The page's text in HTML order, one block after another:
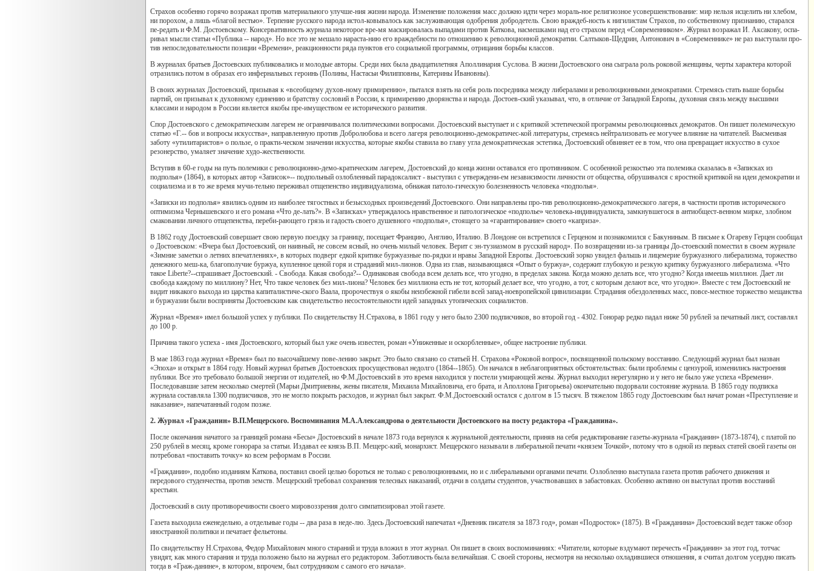
Страхов особенно горячо возражал против материального улучше-ния жизни народа. Изменение положения масс должно идти через мораль-ное религиозное усовершенствование: мир нельзя исцелить ни хлебом,
ни порохом, а лишь «благой вестью». Терпение русского народа истол-ковывалось как заслуживающая одобрения добродетель. Свою враждеб-ность к нигилистам Страхов, по собственному признанию, старался
пе-редать и Ф.М. Достоевскому. Консервативность журнала некоторое вре-мя маскировалась выпадами против Каткова, насмешками над его страхом перед «Современником». Журнал возражал И. Аксакову, оспа-
ривал мысли статьи «Публика -- народ». Но все это не мешало нараста-нию его враждебности по отношению к революционной демократии. Салтыков-Щедрин, Антонович в «Современнике» не раз выступали про-
тив непоследовательности позиции «Времени», реакционности ряда пунктов его социальной программы, отрицания борьбы классов.
В журналах братьев Достоевских публиковались и молодые авторы. Среди них была двадцатилетняя Аполлинария Суслова. В жизни Достоевского она сыграла роль роковой женщины, черты характера которой
отразились потом в образах его инфернальных героинь (Полины, Настасьи Филипповны, Катерины Ивановны).
В своих журналах Достоевский, призывая к «всеобщему духов-ному примирению», пытался взять на себя роль посредника между либералами и революционными демократами. Стремясь стать выше борьбы
партий, он призывал к духовному единению и братству сословий в России, к примирению дворянства и народа. Достоев-ский указывал, что, в отличие от Западной Европы, духовная связь между высшими
классами и народом в России является якобы пре-имуществом ее исторического развития.
Спор Достоевского с демократическим лагерем не ограничивался политическими вопросами. Достоевский выступает и с критикой эстетической программы революционных демократов. Он пишет полемическую
статью «Г.-- бов и вопросы искусства», направленную против Добролюбова и всего лагеря революционно-демократичес-кой литературы, стремясь нейтрализовать ее могучее влияние на читателей. Высмеивая
заботу «утилитаристов» о пользе, о практи-ческом значении искусства, которые якобы ставила во главу угла демократическая эстетика, Достоевский обвиняет ее в том, что она превращает искусство в сухое
резонерство, умаляет значение худо-жественности.
Вступив в 60-е годы на путь полемики с революционно-демо-кратическим лагерем, Достоевский до конца жизни оставался его противником. С особенной резкостью эта полемика сказалась в «Записках из
подполья» (1864), в которых автор «Записок»-- подпольный озлобленный парадоксалист - выступил с утверждени-ем независимости личности от общества, обрушивался с яростной критикой на идеи демократии и
социализма и в то же время мучи-тельно переживал отщепенство индивидуализма, обнажая патоло-гическую болезненность человека «подполья».
«Записки из подполья» явились одним из наиболее тягостных и безысходных произведений Достоевского. Они направлены про-тив революционно-демократического лагеря, в частности против исторического
оптимизма Чернышевского и его романа «Что де-лать?». В «Записках» утверждалось нравственное и патологическое «подполье» человека-индивидуалиста, замкнувшегося в антиобщест-венном мирке, злобном
смаковании личного отщепенства, переби-рающего грязь и гадость своего душевного «подполья», стоящего за «гарантирование» своего «каприза».
В 1862 году Достоевский совершает свою первую поездку за границу, посещает Францию, Англию, Италию. В Лондоне он встретился с Герценом и познакомился с Бакуниным. В письме к Огареву Герцен сообщал
о Достоевском: «Вчера был Достоевский, он наивный, не совсем ясный, но очень милый человек. Верит с эн-тузиазмом в русский народ». По возвращении из-за границы До-стоевский поместил в своем журнале
«Зимние заметки о летних впечатлениях», в которых подверг едкой критике буржуазные по-рядки и нравы Западной Европы. Достоевский зорко увидел фальшь и лицемерие буржуазного либерализма, торжество
денежного меш-ка, благополучие буржуа, купленное ценой горя и страданий мил-лионов. Одна из глав, называющаяся «Опыт о буржуа», содержит глубокую и резкую критику буржуазного либерализма. «Что
такое Liberte?--спрашивает Достоевский. - Свобода. Какая свобода?-- Одинаковая свобода всем делать все, что угодно, в пределах закона. Когда можно делать все, что угодно? Когда имеешь миллион. Дает ли
свобода каждому по миллиону? Нет, Что такое человек без мил-лиона? Человек без миллиона есть не тот, который делает все, что угодно, а тот, с которым делают все, что угодно». Вместе с тем Достоевский не
видит никакого выхода из царства капиталистиче-ского Ваала, пророчествуя о якобы неизбежной гибели всей запад-ноевропейской цивилизации. Страдания обездоленных масс, повсе-местное торжество мещанства
и буржуазии были восприняты Достоевским как свидетельство несостоятельности идей западных утопических социалистов.
Журнал «Время» имел большой успех у публики. По свидетельству Н.Страхова, в 1861 году у него было 2300 подписчиков, во второй год - 4302. Гонорар редко падал ниже 50 рублей за печатный лист, составлял
до 100 р.
Причина такого успеха - имя Достоевского, который был уже очень известен, роман «Униженные и оскорбленные», общее настроение публики.
В мае 1863 года журнал «Время» был по высочайшему пове-лению закрыт. Это было связано со статьей Н. Страхова «Роковой вопрос», посвященной польскому восстанию. Следующий журнал был назван
«Эпоха» и открыт в 1864 году. Новый журнал братьев Достоевских просуществовал недолго (1864--1865). Он начался в неблагоприятных обстоятельствах: были проблемы с цензурой, изменились настроения
публики. Все это требовало большой энергии от издателей, но Ф.М.Достоевский в это время находился у постели умирающей жены. Журнал выходил нерегулярно и у него не было уже успеха «Времени».
Последовавшие затем несколько смертей (Марьи Дмитриевны, жены писателя, Михаила Михайловича, его брата, и Аполлона Григорьева) окончательно подорвали состояние журнала. В 1865 году подписка
журнала составляла 1300 подписчиков, это не могло покрыть расходов, и журнал был закрыт. Ф.М.Достоевский остался с долгом в 15 тысяч. В тяжелом 1865 году Достоевским был начат роман «Преступление и
наказание», напечатанный годом позже.
2. Журнал «Гражданин» В.П.Мещерского. Воспоминания М.А.Александрова о деятельности Достоевского на посту редактора «Гражданина».
После окончания начатого за границей романа «Бесы» Достоевский в начале 1873 года вернулся к журнальной деятельности, приняв на себя редактирование газеты-журнала «Гражданин» (1873-1874), с платой по
250 рублей в месяц, кроме гонорара за статьи. Издавал ее князь В.П. Мещерс-кий, монархист. Мещерского называли в либеральной печати «князем Точкой», потому что в одной из первых статей своей газеты он
потребовал «поставить точку» ко всем реформам в России.
«Гражданин», подобно изданиям Каткова, поставил своей целью бороться не только с революционными, но и с либеральными органами печати. Озлобленно выступала газета против рабочего движения и
передового студенчества, против земств. Мещерский требовал сохранения телесных наказаний, отдачи в солдаты студентов, участвовавших в забастовках. Особенно активно он выступал против восстаний
крестьян.
Достоевский в силу противоречивости своего мировоззрения долго симпатизировал этой газете.
Газета выходила еженедельно, а отдельные годы -- два раза в неде-лю. Здесь Достоевский напечатал «Дневник писателя за 1873 год», роман «Подросток» (1875). В «Гражданина» Достоевский ведет также обзор
иностранной политики и печатает фельетоны.
По свидетельству Н.Страхова, Федор Михайлович много стараний и труда вложил в этот журнал. Он пишет в своих воспоминаниях: «Читатели, которые вздумают перечесть «Гражданин» за этот год, тотчас
увидят, как много старания и труда положено было на журнал его редактором. Заботливость была величайшая. С своей стороны, несмотря на несколько охладившиеся отношения, я считал долгом усердно писать
тогда в «Граж-данине», в котором, впрочем, был сотрудником с самого его начала».